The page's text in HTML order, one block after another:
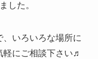
した。
いろいろな場所に
軽にご相談下さい♬